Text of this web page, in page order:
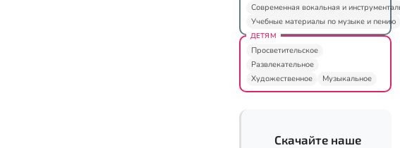
Современная вокальная и
Учебные материалы по музыке и пению
ДЕТЯМ
Просветительское
Развлекательное
Художественное
Музыкальное
Скачайте наше